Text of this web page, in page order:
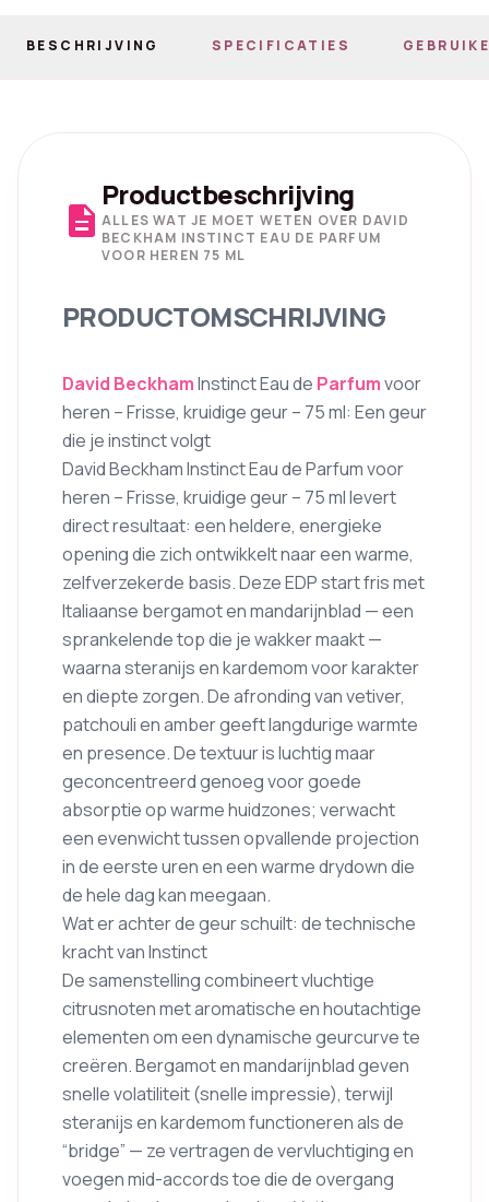
BESCHRIJVING SPECIFICATIES
description
Productbeschrijving
ALLES WAT JE MOET WETEN OVER DAVID
BECKHAM INSTINCT EAU DE PARFUM
VOOR HEREN 75 ML
PRODUCTOMSCHRIJVING
David BeckhamInstinct Eau de Parfumvoor
heren – Frisse, kruidige geur – 75 ml: Een geur
die je instinct volgt
David Beckham Instinct Eau de Parfum voor
heren – Frisse, kruidige geur – 75 ml levert
direct resultaat: een heldere, energieke
opening die zich ontwikkelt naar een warme,
zelfverzekerde basis. Deze EDP start fris met
Italiaanse bergamot en mandarijnblad — een
sprankelende top die je wakker maakt —
waarna steranijs en kardemom voor karakter
en diepte zorgen. De afronding van vetiver,
patchouli en amber geeft langdurige warmte
en presence. De textuur is luchtig maar
geconcentreerd genoeg voor goede
absorptie op warme huidzones; verwacht
een evenwicht tussen opvallende projection
in de eerste uren en een warme drydown die
de hele dag kan meegaan.
Wat er achter de geur schuilt: de technische
kracht van Instinct
De samenstelling combineert vluchtige
citrusnoten met aromatische en houtachtige
elementen om een dynamische geurcurve te
creëren. Bergamot en mandarijnblad geven
snelle volatiliteit (snelle impressie), terwijl
steranijs en kardemom functioneren als de
“bridge” — ze vertragen de vervluchtiging en
voegen mid-accords toe die de overgang